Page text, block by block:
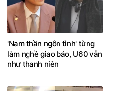
'Nam thần ngôn tình' từng
làm nghề giao báo, U60 vẫn
như thanh niên